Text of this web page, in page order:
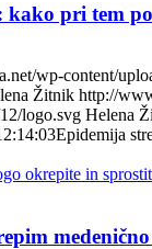
kako pri tem
wp-content/
Žitnik http://
logo.svg Helena
Epidemija